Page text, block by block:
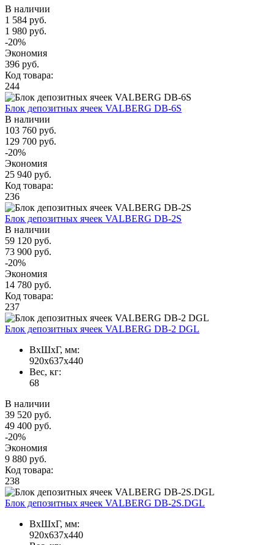
В наличии
1 584 руб.
1 980 руб.
-20%
Экономия
396 руб.
Код товара:
244
Блок депозитных ячеек VALBERG DB-6S
В наличии
103 760 руб.
129 700 руб.
-20%
Экономия
25 940 руб.
Код товара:
236
Блок депозитных ячеек VALBERG DB-2S
В наличии
59 120 руб.
73 900 руб.
-20%
Экономия
14 780 руб.
Код товара:
237
Блок депозитных ячеек VALBERG DB-2 DGL
ВxШxГ, мм:
920x637x440
Вес, кг:
68
В наличии
39 520 руб.
49 400 руб.
-20%
Экономия
9 880 руб.
Код товара:
238
Блок депозитных ячеек VALBERG DB-2S.DGL
ВxШxГ, мм:
920x637x440